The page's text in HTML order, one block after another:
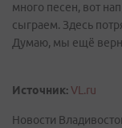
много песен, вот
сыграем. Здесь
Думаю, мы ещё
Источник:VL.ru
Новости